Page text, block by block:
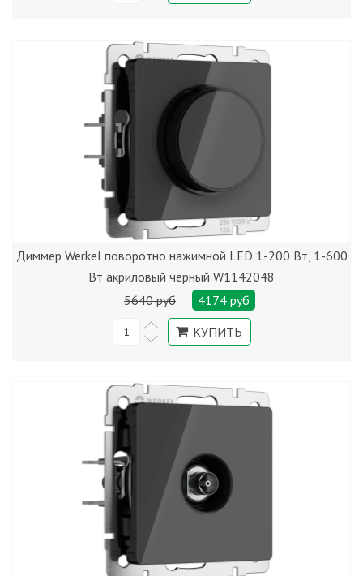
Диммер Werkel поворотно нажимной LED 1-200 Вт, 1-600
Вт акриловый черный W1142048
5640 руб
4174 руб